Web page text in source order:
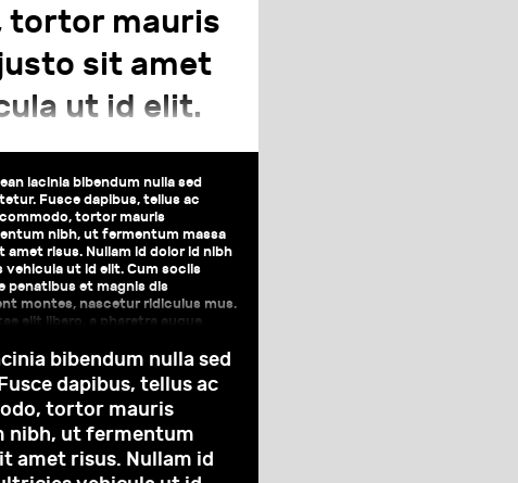
ridiculus
a pharetra
tortor mauris
sit amet
ut id elit.
parturient
elit libero, a
lacinia bibendum nulla sed
Fusce dapibus, tellus ac
tortor mauris
nibh, ut fermentum massa
amet risus. Nullam id dolor id nibh
vehicula ut id elit. Cum sociis
penatibus et magnis dis
montes, nascetur ridiculus mus.
elit libero, a pharetra augue.
bibendum nulla sed
dapibus, tellus ac
tortor mauris
nibh, ut fermentum
amet risus. Nullam id